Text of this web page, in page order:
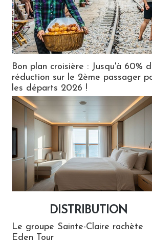
Bon plan croisière : Jusqu'à 60%
réduction sur le 2ème passager
les départs 2026 !
DISTRIBUTION
Le groupe Sainte-Claire rachète
Eden Tour